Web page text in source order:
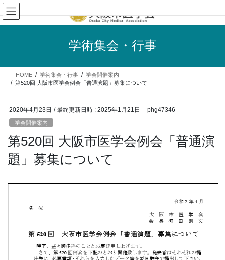
コ
ン
テ
ス
ナ
ビ
ゲ
ン
学術集会・行事
HOME 学術集会・行事
学会開催案内
第520回 大阪市医学会例会「普通演題」募集について
2020年4月23日 / 最終更新日時 : 2025年1月21日 phg47346
学会開催案内
第520回 大阪市医学会例会「普通演
題」募集について